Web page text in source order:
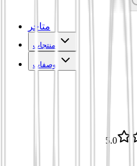
متاجر
منتجات
وصفات
5.0